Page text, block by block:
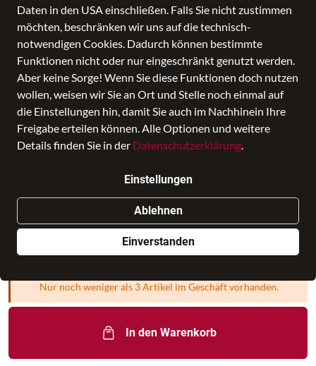
Daten in den USA einschließen. Falls Sie nicht zustimmen
möchten, beschränken wir uns auf die technisch-
notwendigen Cookies. Dadurch können bestimmte
Funktionen nicht oder nur eingeschränkt genutzt werden.
Aber keine Sorge! Wenn Sie diese Funktionen doch nutzen
wollen, weisen wir Sie an Ort und Stelle noch einmal auf
die Einstellungen hin, damit Sie auch im Nachhinein Ihre
Freigabe erteilen können. Alle Optionen und weitere
Details finden Sie in der Datenschutzerklärung.
Einstellungen
Ablehnen
Einverstanden
Fiber Golf Flex AC check printet / Karo
leder-ziehr.de - Bayreuth
Nur noch weniger als 3 Artikel im Geschäft vorhanden.
In den Warenkorb